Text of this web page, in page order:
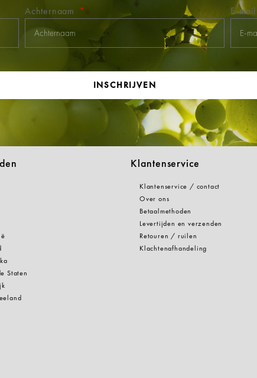
Achternaam E-mail
INSCHRIJVEN
Staten
Klantenservice
Klantenservice / contact
Over ons
Betaalmethoden
Levertijden en verzenden
Retouren / ruilen
Klachtenafhandeling